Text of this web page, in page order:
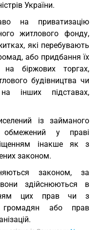
України.
на приватизацію
житлового фонду,
які перебувають
або придбання їх
біржових торгах,
будівництва чи
інших підставах,
із займаного
у праві
інакше як з
законом.
законом, за
здійснюються в
цих прав чи з
або прав